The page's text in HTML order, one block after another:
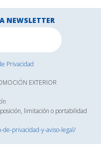
NEWSLETTER
Privacidad
EXTERIOR
limitación o portabilidad
privacidad-y-aviso-legal/